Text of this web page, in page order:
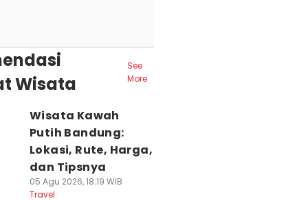
Wisata
See
More
Wisata Kawah
Putih Bandung:
Lokasi, Rute, Harga,
dan Tipsnya
05 Agu 2026, 18:19 WIB
Travel